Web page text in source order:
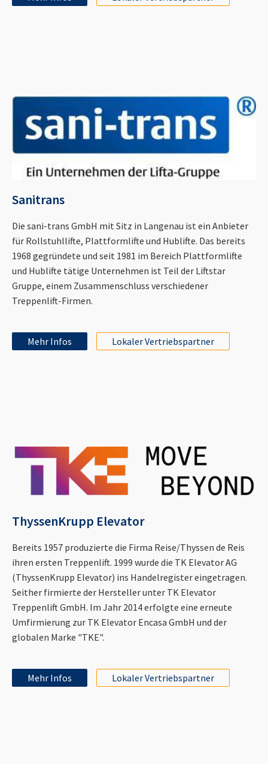
Sanitrans
Die sani-trans GmbH mit Sitz in Langenau ist ein Anbieter
für Rollstuhllifte, Plattformlifte und Hublifte. Das bereits
1968 gegründete und seit 1981 im Bereich Plattformlifte
und Hublifte tätige Unternehmen ist Teil der Liftstar
Gruppe, einem Zusammenschluss verschiedener
Treppenlift-Firmen.
Mehr Infos Lokaler Vertriebspartner
ThyssenKrupp Elevator
Bereits 1957 produzierte die Firma Reise/Thyssen de Reis
ihren ersten Treppenlift. 1999 wurde die TK Elevator AG
(ThyssenKrupp Elevator) ins Handelregister eingetragen.
Seither firmierte der Hersteller unter TK Elevator
Treppenlift GmbH. Im Jahr 2014 erfolgte eine erneute
Umfirmierung zur TK Elevator Encasa GmbH und der
globalen Marke "TKE".
Mehr Infos Lokaler Vertriebspartner